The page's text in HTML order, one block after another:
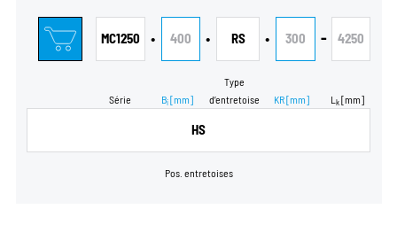
MC1250
Série
• 400
Bi [mm]
• RS
Type
d’entretoise
• 300
KR[mm]
- 4250
L k [mm]
HS
Pos. entretoises